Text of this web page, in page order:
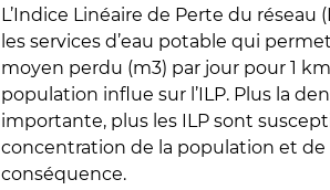
L’Indice Linéaire de Perte du
les services d’eau potable qui
moyen perdu (m3) par jour pour 1
population influe sur l’ILP. Plus la
importante, plus les ILP sont
concentration de la population et
conséquence.